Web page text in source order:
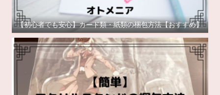
【初心者でも安心】カード類・紙類の梱包方法【おすすめ】